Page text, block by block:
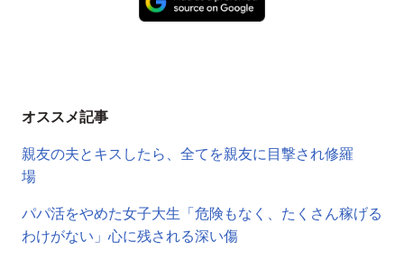
オススメ記事
親友の夫とキスしたら、全てを親友に目撃され修羅
場
パパ活をやめた女子大生「危険もなく、たくさん稼げる
わけがない」心に残される深い傷